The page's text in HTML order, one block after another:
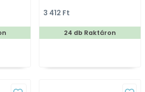
bútorfogantyú
3 412 Ft
24 db Raktáron